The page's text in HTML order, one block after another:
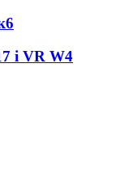
6
і VR W4